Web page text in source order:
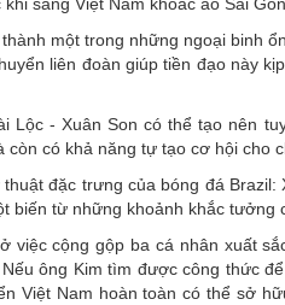
một trong những ngoại binh
liên đoàn giúp tiền đạo này
Lộc - Xuân Son có thể tạo nên
có khả năng tự tạo cơ hội cho
đặc trưng của bóng đá
biến từ những khoảnh khắc tưởng
việc cộng gộp ba cá nhân xuất
ông Kim tìm được công thức
Việt Nam hoàn toàn có thể sở